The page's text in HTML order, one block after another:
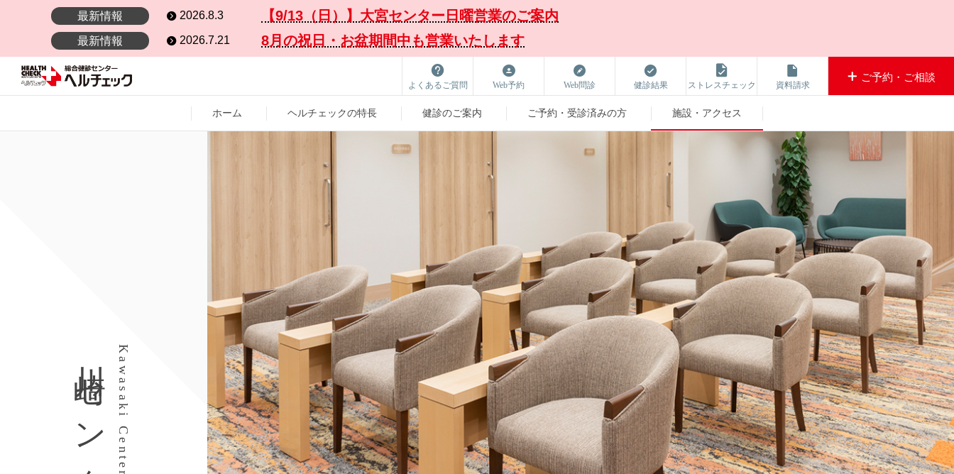
最新情報 2026.8.3 【9/13（日）】大宮センター日曜営業のご案内
最新情報 2026.7.21 8月の祝日・お盆期間中も営業いたします
よくあるご質問 Web予約 Web問診 健診結果 ストレスチェック 資料請求
ご予約・ご相談
ホーム ヘルチェックの特長 健診のご案内 ご予約・受診済みの方 施設・アクセス
川崎センターKawasaki Center